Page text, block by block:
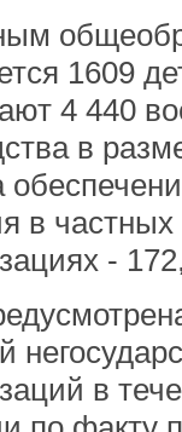
1609
4 440
в
в
-
в